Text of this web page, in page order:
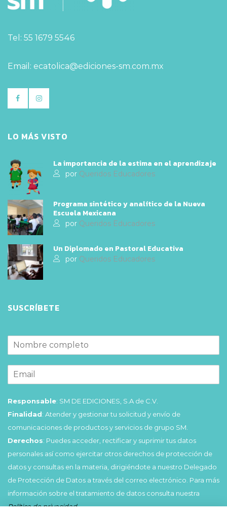
Tel: 55 1679 5546
Email: ecatolica@ediciones-sm.com.mx
LO MÁS VISTO
La importancia de la estima en el aprendizaje
por Queridos Educadores
Programa sintético y analítico de la Nueva
Escuela Mexicana
por Queridos Educadores
Un Diplomado en Pastoral Educativa
por Queridos Educadores
SUSCRÍBETE
Responsable: SM DE EDICIONES, S.A de C.V.
Finalidad: Atender y gestionar tu solicitud y envío de
comunicaciones de productos y servicios de grupo SM.
Derechos: Puedes acceder, rectificar y suprimir tus datos
personales así como ejercitar otros derechos de protección de
datos y consultas en la materia, dirigiéndote a nuestro Delegado
de Protección de Datos a través del correo electrónico. Para más
información sobre el tratamiento de datos consulta nuestra
Política de privacidad.